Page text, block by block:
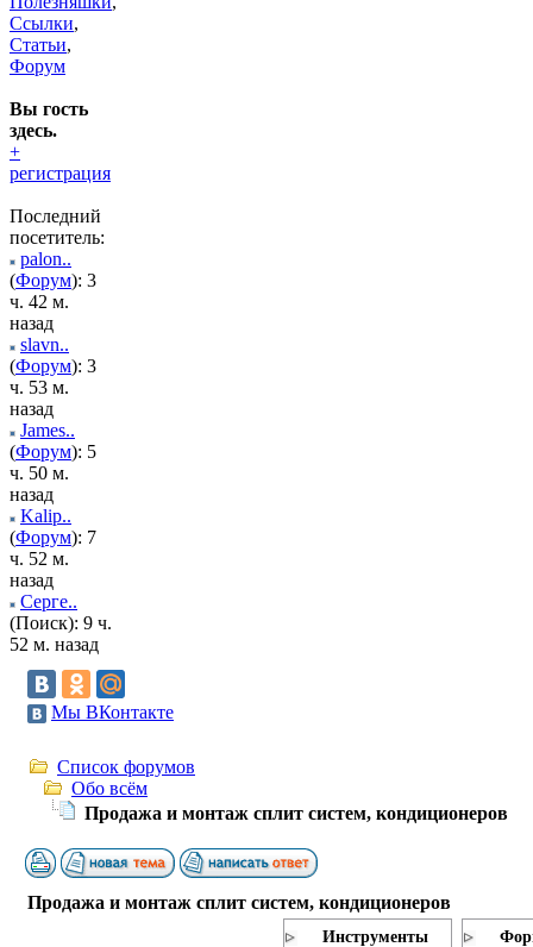
Ссылки,
Статьи,
Форум
Вы гость
здесь.
+
регистрация
Последний
посетитель:
palon..
(Форум): 3
ч. 42 м.
назад
slavn..
(Форум): 3
ч. 53 м.
назад
James..
(Форум): 5
ч. 50 м.
назад
Kalip..
(Форум): 7
ч. 52 м.
назад
Серге..
(Поиск): 9 ч.
52 м. назад
Мы ВКонтакте
Список форумов
Обо всём
Продажа и монтаж сплит систем, кондиционеров
Продажа и монтаж сплит систем, кондиционеров
Инструменты